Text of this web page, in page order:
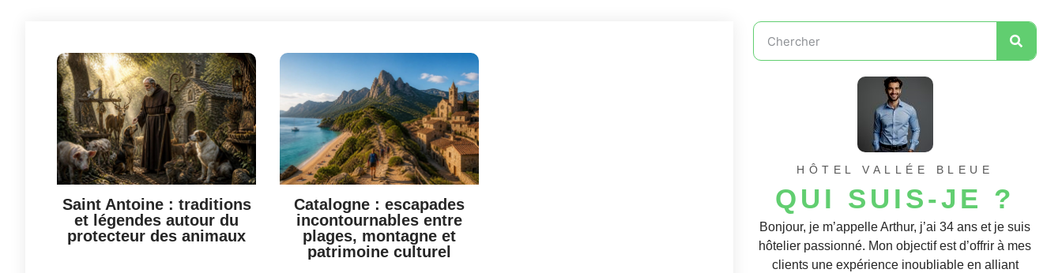
Saint Antoine : traditions
et légendes autour du
protecteur des animaux
Catalogne : escapades
incontournables entre
plages, montagne et
patrimoine culturel
HÔTEL VALLÉE BLEUE
QUI SUIS-JE ?
Bonjour, je m’appelle Arthur, j’ai 34 ans et je suis
hôtelier passionné. Mon objectif est d’offrir à mes
clients une expérience inoubliable en alliant